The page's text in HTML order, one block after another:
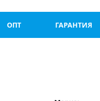
ОПТ ГАРАНТИЯ